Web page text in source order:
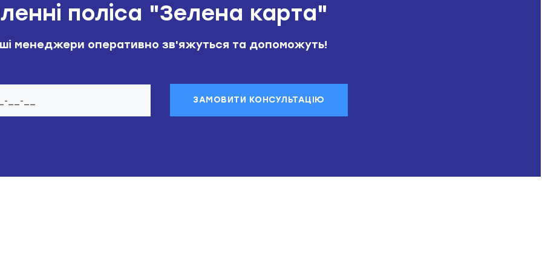
поліса "Зелена карта"
менеджери оперативно зв'яжуться та допоможуть!
ЗАМОВИТИ КОНСУЛЬТАЦІЮ